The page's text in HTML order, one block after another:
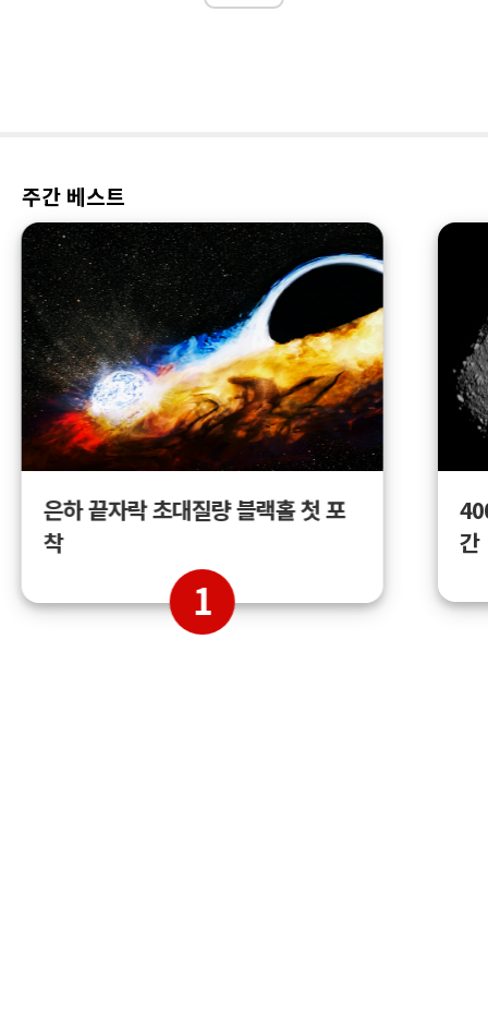
주간 베스트
은하 끝자락 초대질량 블랙홀 첫 포
착
1
간